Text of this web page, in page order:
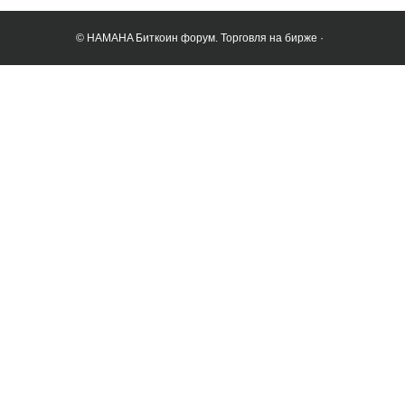
© HAMAHA Биткоин форум. Торговля на бирже ·